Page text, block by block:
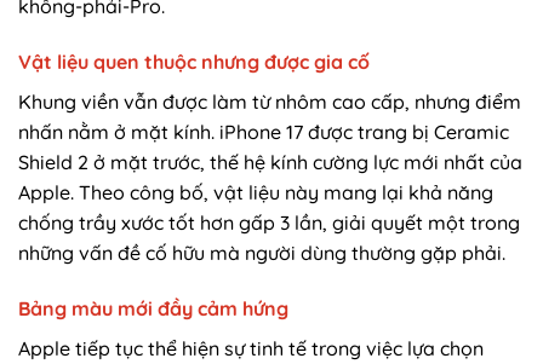
không-phải-Pro.
Vật liệu quen thuộc nhưng được gia cố
Khung viền vẫn được làm từ nhôm cao cấp, nhưng điểm
nhấn nằm ở mặt kính. iPhone 17 được trang bị Ceramic
Shield 2 ở mặt trước, thế hệ kính cường lực mới nhất của
Apple. Theo công bố, vật liệu này mang lại khả năng
chống trầy xước tốt hơn gấp 3 lần, giải quyết một trong
những vấn đề cố hữu mà người dùng thường gặp phải.
Bảng màu mới đầy cảm hứng
Apple tiếp tục thể hiện sự tinh tế trong việc lựa chọn